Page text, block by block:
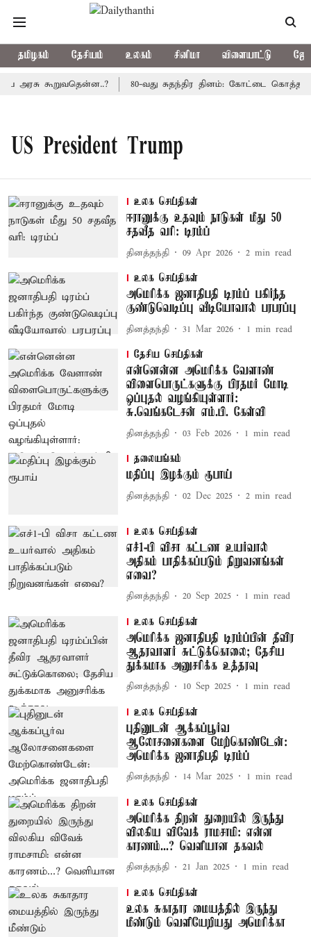
தமிழகம் தேசியம் உலகம் சினிமா விளையாட்டு
அரசு கூறுவதென்ன..? 80-வது சுதந்திர தினம்: கோட்டை
US President Trump
உலக செய்திகள்
ஈரானுக்கு உதவும் நாடுகள் மீது 50
சதவீத வரி: டிரம்ப்
தினத்தந்தி 09 Apr 2026 2 min read
உலக செய்திகள்
அமெரிக்க ஜனாதிபதி டிரம்ப் பகிர்ந்த
குண்டுவெடிப்பு வீடியோவால் பரபரப்பு
தினத்தந்தி 31 Mar 2026 1 min read
தேசிய செய்திகள்
என்னென்ன அமெரிக்க வேளாண்
விளைபொருட்களுக்கு பிரதமர் மோடி
ஒப்புதல் வழங்கியுள்ளார்:
சு.வெங்கடேசன் எம்.பி. கேள்வி
தினத்தந்தி 03 Feb 2026 1 min read
தலையங்கம்
மதிப்பு இழக்கும் ரூபாய்
தினத்தந்தி 02 Dec 2025 2 min read
உலக செய்திகள்
எச்1-பி விசா கட்டண உயர்வால்
அதிகம் பாதிக்கப்படும் நிறுவனங்கள்
எவை?
தினத்தந்தி 20 Sep 2025 1 min read
உலக செய்திகள்
அமெரிக்க ஜனாதிபதி டிரம்ப்பின் தீவிர
ஆதரவாளர் சுட்டுக்கொலை; தேசிய
துக்கமாக அனுசரிக்க உத்தரவு
தினத்தந்தி 10 Sep 2025 1 min read
உலக செய்திகள்
புதினுடன் ஆக்கப்பூர்வ
ஆலோசனைகளை மேற்கொண்டேன்:
அமெரிக்க ஜனாதிபதி டிரம்ப்
தினத்தந்தி 14 Mar 2025 1 min read
உலக செய்திகள்
அமெரிக்க திறன் துறையில் இருந்து
விலகிய விவேக் ராமசாமி: என்ன
காரணம்...? வெளியான தகவல்
தினத்தந்தி 21 Jan 2025 1 min read
உலக செய்திகள்
உலக சுகாதார மையத்தில் இருந்து
மீண்டும் வெளியேறியது அமெரிக்கா